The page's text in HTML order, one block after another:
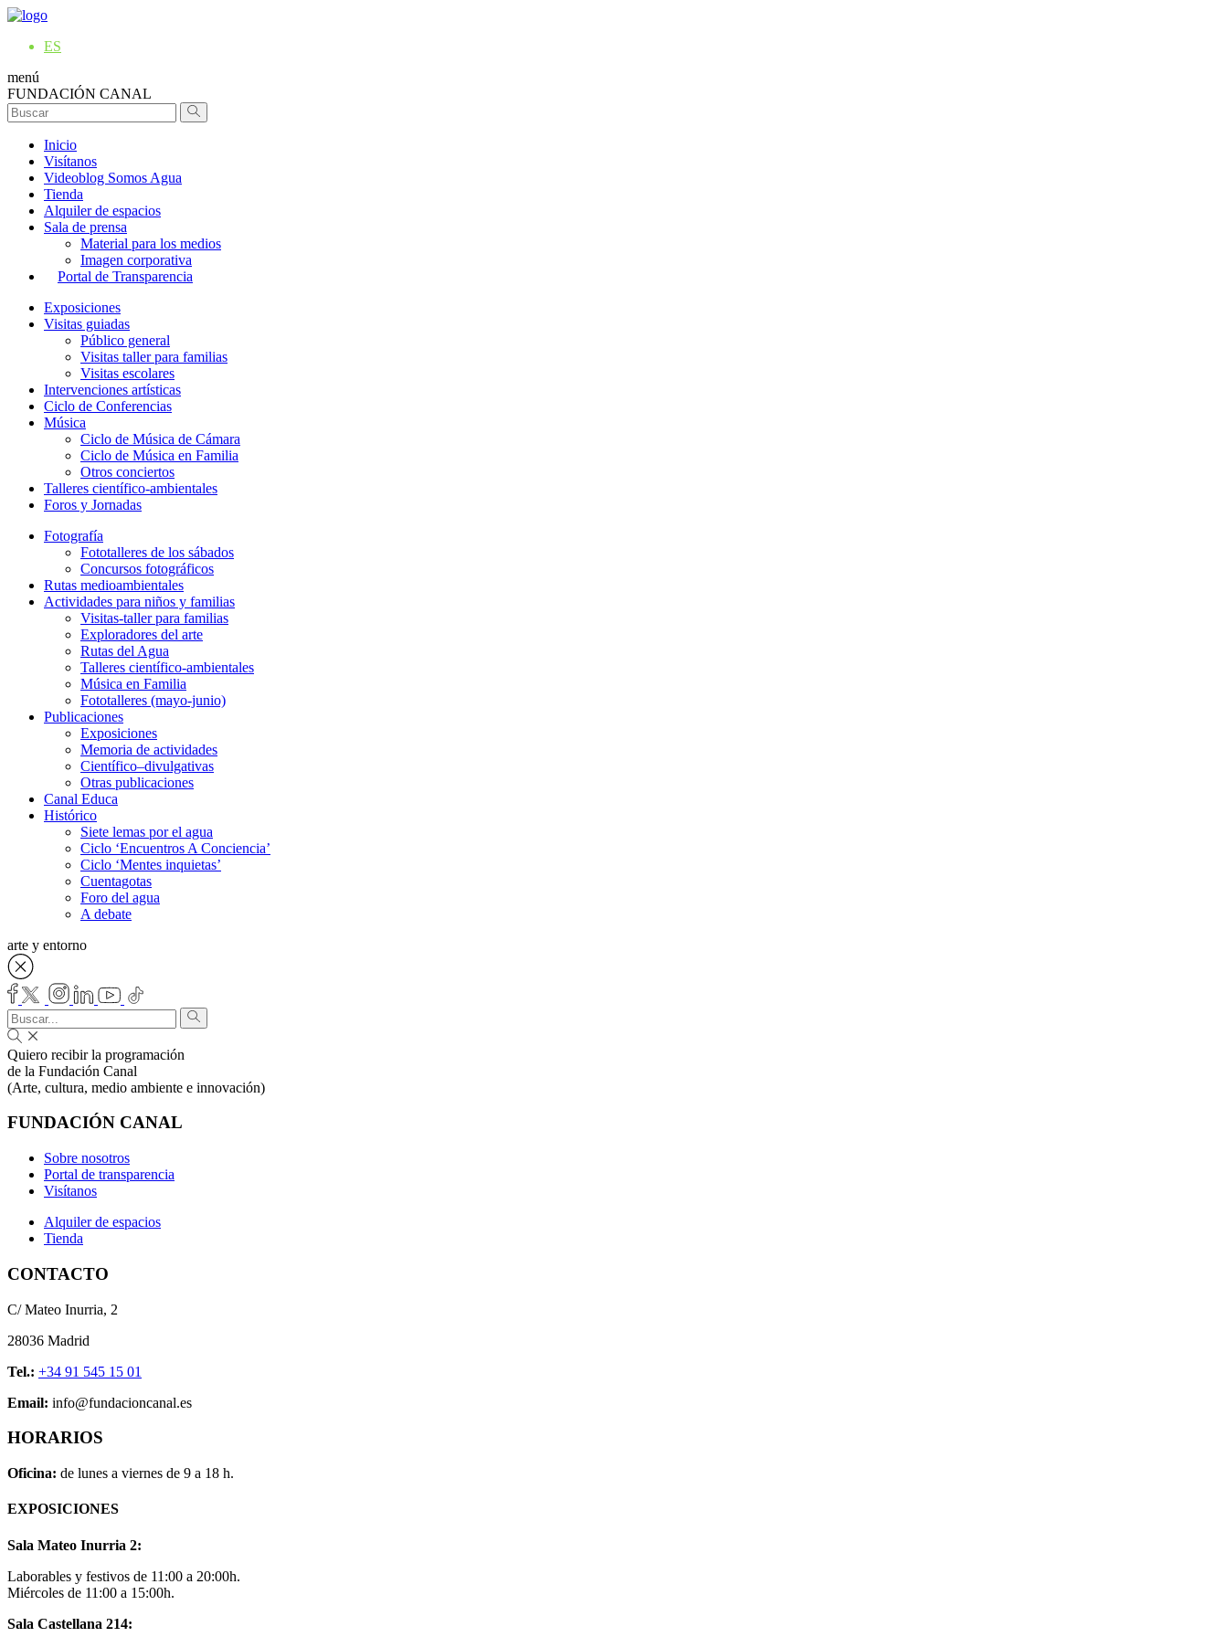
ES
menú
FUNDACIÓN CANAL
Inicio
Visítanos
Videoblog Somos Agua
Tienda
Alquiler de espacios
Sala de prensa
Material para los medios
Imagen corporativa
Portal de Transparencia
Exposiciones
Visitas guiadas
Público general
Visitas taller para familias
Visitas escolares
Intervenciones artísticas
Ciclo de Conferencias
Música
Ciclo de Música de Cámara
Ciclo de Música en Familia
Otros conciertos
Talleres científico-ambientales
Foros y Jornadas
Fotografía
Fototalleres de los sábados
Concursos fotográficos
Rutas medioambientales
Actividades para niños y familias
Visitas-taller para familias
Exploradores del arte
Rutas del Agua
Talleres científico-ambientales
Música en Familia
Fototalleres (mayo-junio)
Publicaciones
Exposiciones
Memoria de actividades
Científico–divulgativas
Otras publicaciones
Canal Educa
Histórico
Siete lemas por el agua
Ciclo ‘Encuentros A Conciencia’
Ciclo ‘Mentes inquietas’
Cuentagotas
Foro del agua
A debate
arte y entorno
Quiero recibir la programación
de la Fundación Canal
(Arte, cultura, medio ambiente e innovación)
FUNDACIÓN CANAL
Sobre nosotros
Portal de transparencia
Visítanos
Alquiler de espacios
Tienda
CONTACTO
C/ Mateo Inurria, 2
28036 Madrid
Tel.: +34 91 545 15 01
Email: info@fundacioncanal.es
HORARIOS
Oficina: de lunes a viernes de 9 a 18 h.
EXPOSICIONES
Sala Mateo Inurria 2:
Laborables y festivos de 11:00 a 20:00h.
Miércoles de 11:00 a 15:00h.
Sala Castellana 214: